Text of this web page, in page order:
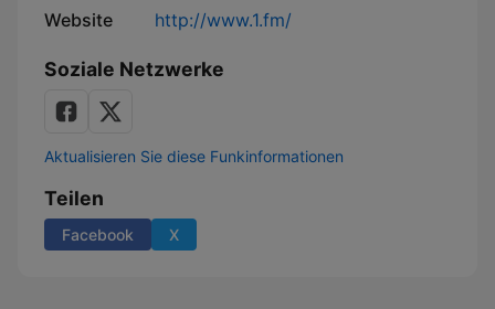
Website http://www.1.fm/
Soziale Netzwerke
Aktualisieren Sie diese Funkinformationen
Teilen
Facebook X